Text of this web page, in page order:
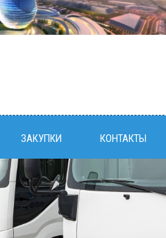
ЗАКУПКИ КОНТАКТЫ